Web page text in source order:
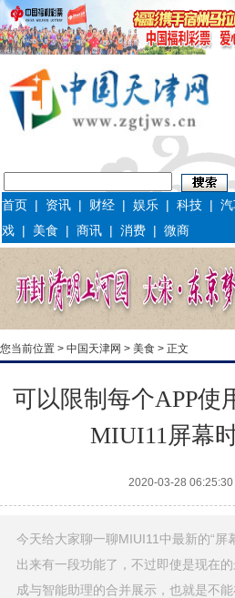
首页 | 资讯 | 财经 |娱乐 |科技 |
戏 | 美食 |商讯 |消费 |微商
您当前位置 > 中国天津网 > 美食 > 正文
可以限制每个APP使
MIUI11屏幕
2020-03-28 06:25:30
今天给大家聊一聊MIUI11中最新的“屏
出来有一段功能了，不过即使是现在
成与智能助理的合并展示，也就是不